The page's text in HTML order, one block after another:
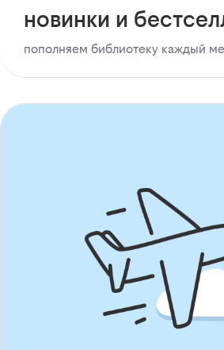
новинки и
пополняем библиотеку каждый